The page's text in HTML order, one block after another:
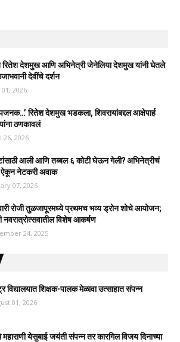
देशमुख आणि अभिनेत्री जेनेलिया देशमुख यांनी घेतले
देवींचे दर्शन
01, 2026
रितेश देशमुख भडकला, शिवरायांबद्दल आक्षेपार्ह
ठणकावलं
26, 2026
आली आणि तब्बल ६ कोटी घेऊन गेली? अभिनेत्रीचं
ऐकून नेटकरी अवाक
07, 2026
रोजी तुळजापूरमध्ये प्रथमच भव्य ड्रोन शोचे आयोजन;
नवरात्रोत्सवातील विशेष आकर्षण
24, 2025
विद्यालयात शिक्षक-पालक मेळावा उत्साहात संपन्न
01, 2026
येसुबाई जयंती संपन्न तर कारगिल विजय दिनाच्या